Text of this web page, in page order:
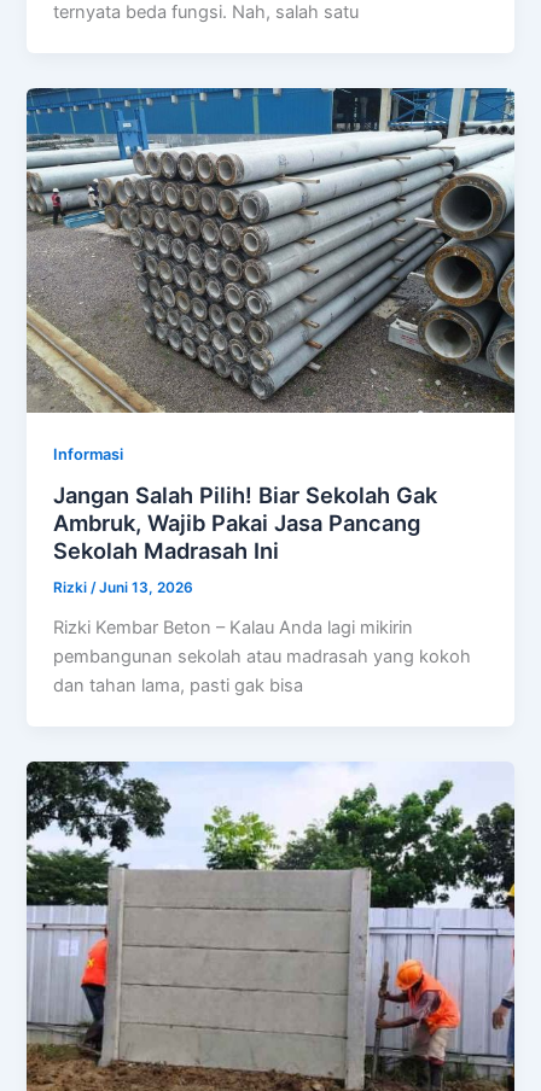
ternyata beda fungsi. Nah, salah satu
Informasi
Jangan Salah Pilih! Biar Sekolah Gak
Ambruk, Wajib Pakai Jasa Pancang
Sekolah Madrasah Ini
Rizki/Juni 13, 2026
Rizki Kembar Beton – Kalau Anda lagi mikirin
pembangunan sekolah atau madrasah yang kokoh
dan tahan lama, pasti gak bisa